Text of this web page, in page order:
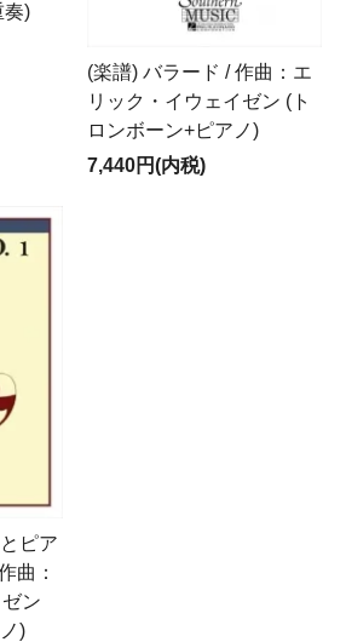
奏)
(楽譜) バラード / 作曲：エ
リック・イウェイゼン (ト
ロンボーン+ピアノ)
7,440円(内税)
ピア
曲：
ン
)